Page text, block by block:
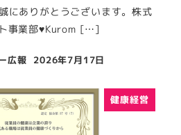
にありがとうございます。株式
事業部♥Kurom […]
広報 2026年7月17日
健康経営